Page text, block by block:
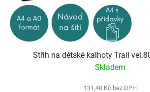
Střih na dětské kalhoty Trail
Skladem
131,40 Kč bez DPH